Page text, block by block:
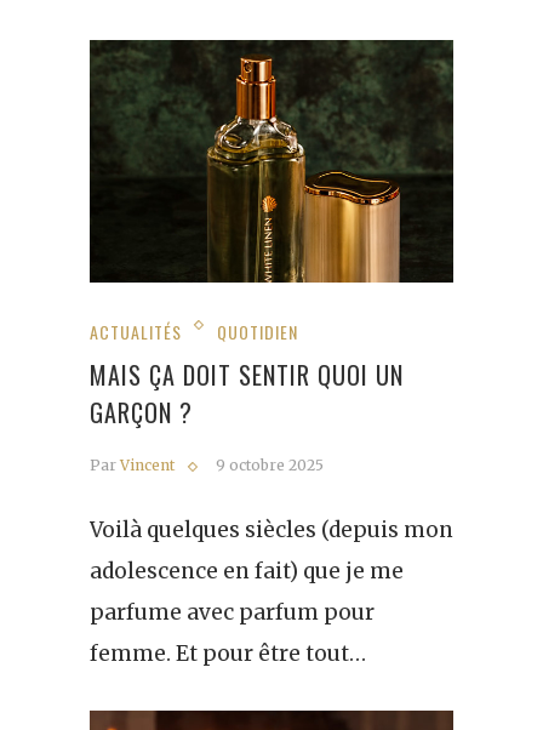
ACTUALITÉS QUOTIDIEN
MAIS ÇA DOIT SENTIR QUOI UN
GARÇON ?
ParVincent 9 octobre 2025
Voilà quelques siècles (depuis mon
adolescence en fait) que je me
parfume avec parfum pour
femme. Et pour être tout…